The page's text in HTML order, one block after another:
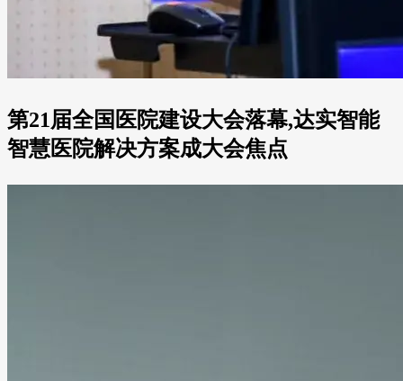
第21届全国医院建设大会落幕,达实智能
智慧医院解决方案成大会焦点